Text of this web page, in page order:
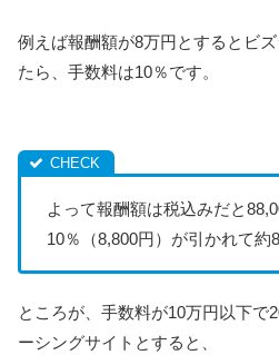
例えば報酬額が8万円とするとビ
たら、手数料は10％です。
よって報酬額は税込みだと
10％（8,800円）が引かれて約
ところが、手数料が10万円以下で
ーシングサイトとすると、